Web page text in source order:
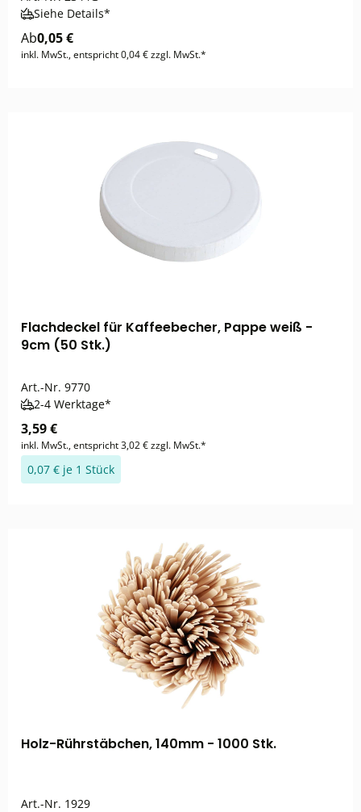
Siehe Details*
Ab0,05 €
inkl. MwSt., entspricht 0,04 € zzgl. MwSt.*
Flachdeckel für Kaffeebecher, Pappe weiß -
9cm (50 Stk.)
Art.-Nr. 9770
2-4 Werktage*
3,59 €
inkl. MwSt., entspricht 3,02 € zzgl. MwSt.*
0,07 € je 1 Stück
Holz-Rührstäbchen, 140mm - 1000 Stk.
Art.-Nr. 1929